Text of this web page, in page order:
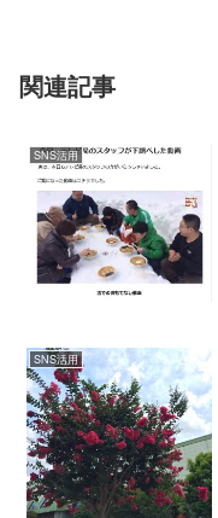
関連記事
SNS活用
SNS活用